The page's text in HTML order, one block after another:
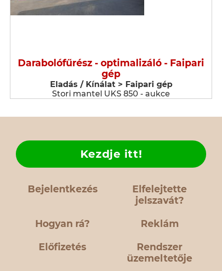
Darabolófűrész - optimalizáló - Faipari
gép
Eladás / Kínálat > Faipari gép
Stori mantel UKS 850 - aukce
Bejelentkezés
Elfelejtette
jelszavát?
Hogyan rá?
Kezdje itt!
Reklám
Előfizetés
Rendszer
üzemeltetője